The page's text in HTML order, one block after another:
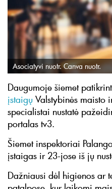
Asociatyvi nuotr. Canva nuotr.
Daugumoje šiemet
įstaigų Valstybinės maisto
specialistai nustatė
portalas tv3.
Šiemet inspektoriai
įstaigas ir 23-jose iš jų
Dažniausi dėl higienos ar